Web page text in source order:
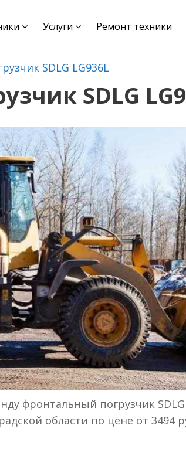
Услуги Ремонт техники
SDLG LG936L
SDLG
фронтальный погрузчик SDLG
области по цене от 3494